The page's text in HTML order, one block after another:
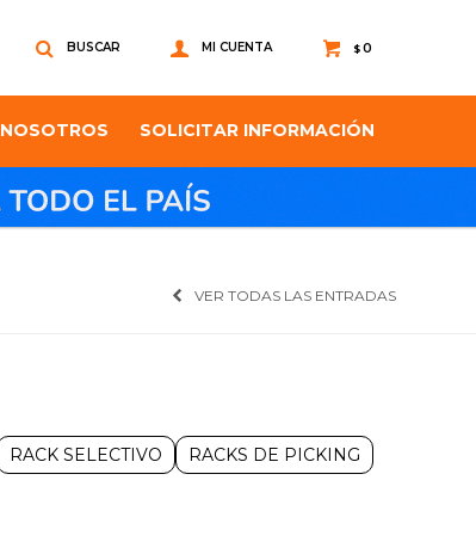
NOSOTROS SOLICITAR INFORMACIÓN
$0
VER TODAS LAS ENTRADAS
RACK SELECTIVO
RACKS DE PICKING